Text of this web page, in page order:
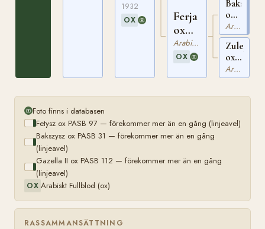
533
1932
OX
Ferja
ox
PASB
95
Arabiskt Fullblod
OX
112
Bakszysz
ox
PASB
31
Arabiskt Fullblod
Zulejma
ox
PASB
396
Arabiskt Fullblod
Foto finns i databasen
Fetysz ox PASB 97 — förekommer mer än en gång (linjeavel)
Bakszysz ox PASB 31 — förekommer mer än en gång
(linjeavel)
Gazella II ox PASB 112 — förekommer mer än en gång
(linjeavel)
OX Arabiskt Fullblod (ox)
RASSAMMANSÄTTNING